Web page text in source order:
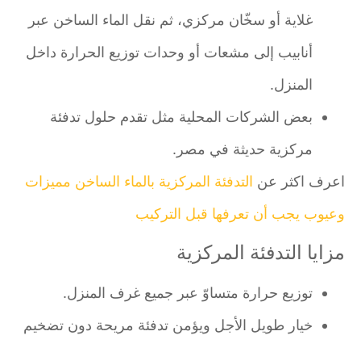
غلاية أو سخّان مركزي، ثم نقل الماء الساخن عبر
أنابيب إلى مشعات أو وحدات توزيع الحرارة داخل
المنزل.
بعض الشركات المحلية مثل تقدم حلول تدفئة
مركزية حديثة في مصر.
اعرف اكثر عنالتدفئة المركزية بالماء الساخن مميزات
وعيوب يجب أن تعرفها قبل التركيب
مزايا التدفئة المركزية
توزيع حرارة متساوّ عبر جميع غرف المنزل.
خيار طويل الأجل ويؤمن تدفئة مريحة دون تضخيم